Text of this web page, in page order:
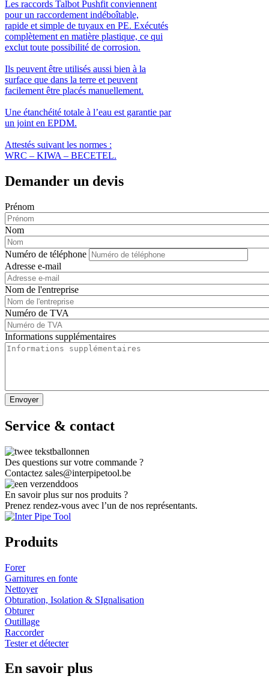
Les raccords Talbot Pushfit conviennent
pour un raccordement indéboîtable,
rapide et simple de tuyaux en PE. Exécutés
complètement en matière plastique, ce qui
exclut toute possibilité de corrosion.
Ils peuvent être utilisés aussi bien à la
surface que dans la terre et peuvent
facilement être placés manuellement.
Une étanchéité totale à l’eau est garantie par
un joint en EPDM.
Attestés suivant les normes :
WRC – KIWA – BECETEL.
Demander un devis
Prénom
Nom
Numéro de téléphone
Adresse e-mail
Nom de l'entreprise
Numéro de TVA
Informations supplémentaires
Service & contact
Image
Des questions sur votre commande ?
Contactez sales@interpipetool.be
Image
En savoir plus sur nos produits ?
Prenez rendez-vous avec l’un de nos représentants.
Produits
Forer
Garnitures en fonte
Nettoyer
Obturation, Isolation & SIgnalisation
Obturer
Outillage
Raccorder
Tester et détecter
En savoir plus